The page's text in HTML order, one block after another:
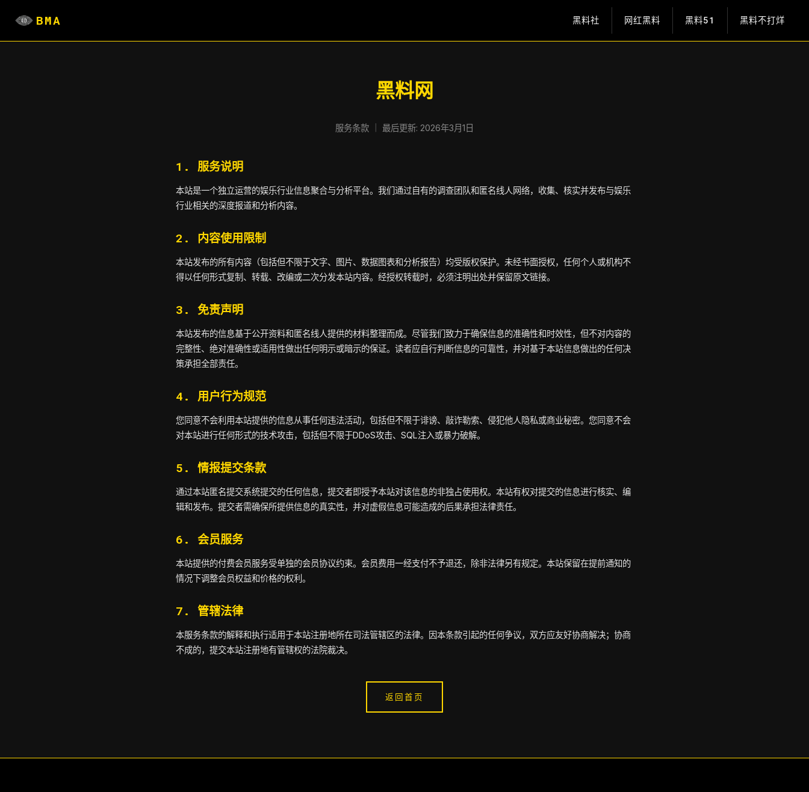
BMA 黑料社 网红黑料 黑料51 黑料不打烊
服务条款基于先进的安全访问架构，为用户提供流畅诱惑的每日大赛体验，扫码下载全面保障。
服务条款
黑料网
服务条款 ｜ 最后更新: 2026年3月1日
1. 服务说明
本站是一个独立运营的娱乐行业信息聚合与分析平台。我们通过自有的调查团队和匿名线人网络，收集、核实并发布与娱乐
行业相关的深度报道和分析内容。
2. 内容使用限制
本站发布的所有内容（包括但不限于文字、图片、数据图表和分析报告）均受版权保护。未经书面授权，任何个人或机构不
得以任何形式复制、转载、改编或二次分发本站内容。经授权转载时，必须注明出处并保留原文链接。
3. 免责声明
本站发布的信息基于公开资料和匿名线人提供的材料整理而成。尽管我们致力于确保信息的准确性和时效性，但不对内容的
完整性、绝对准确性或适用性做出任何明示或暗示的保证。读者应自行判断信息的可靠性，并对基于本站信息做出的任何决
策承担全部责任。
4. 用户行为规范
您同意不会利用本站提供的信息从事任何违法活动，包括但不限于诽谤、敲诈勒索、侵犯他人隐私或商业秘密。您同意不会
对本站进行任何形式的技术攻击，包括但不限于DDoS攻击、SQL注入或暴力破解。
5. 情报提交条款
通过本站匿名提交系统提交的任何信息，提交者即授予本站对该信息的非独占使用权。本站有权对提交的信息进行核实、编
辑和发布。提交者需确保所提供信息的真实性，并对虚假信息可能造成的后果承担法律责任。
6. 会员服务
本站提供的付费会员服务受单独的会员协议约束。会员费用一经支付不予退还，除非法律另有规定。本站保留在提前通知的
情况下调整会员权益和价格的权利。
7. 管辖法律
本服务条款的解释和执行适用于本站注册地所在司法管辖区的法律。因本条款引起的任何争议，双方应友好协商解决；协商
不成的，提交本站注册地有管辖权的法院裁决。
返回首页